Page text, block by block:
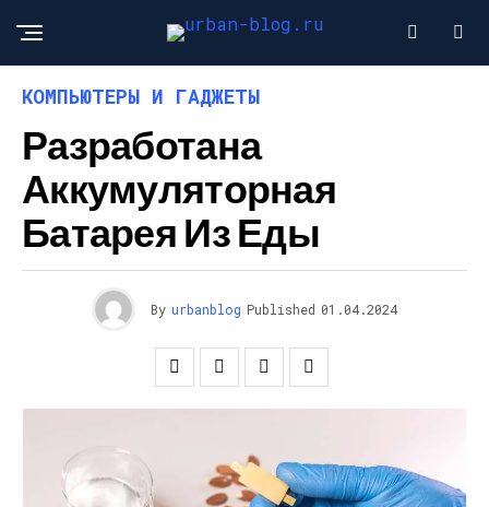
КОМПЬЮТЕРЫ И ГАДЖЕТЫ
Разработана
Аккумуляторная
Батарея Из Еды
By urbanblog Published 01.04.2024